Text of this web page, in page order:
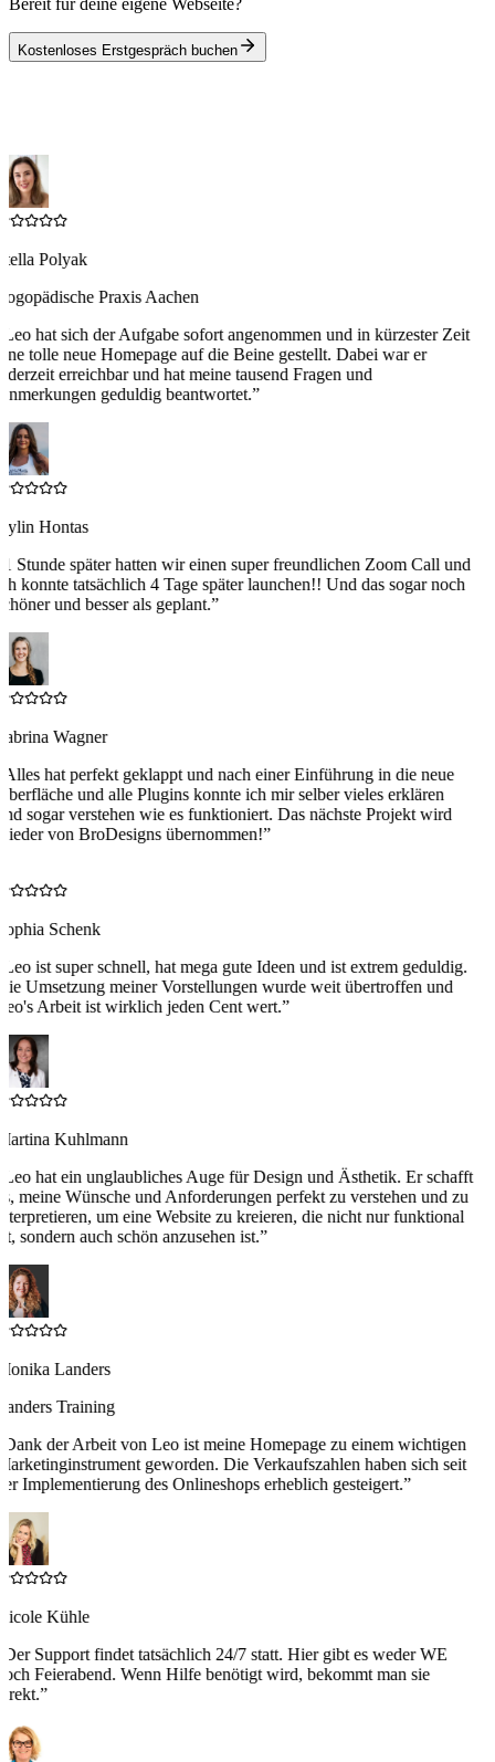
Kostenloses Erstgespräch buchen
Polyak
Praxis Aachen
Leo hat sich der Aufgabe sofort angenommen und in kürzester Zeit
tolle neue Homepage auf die Beine gestellt. Dabei war er
erreichbar und hat meine tausend Fragen und
geduldig beantwortet.”
Hontas
1 Stunde später hatten wir einen super freundlichen Zoom Call und
konnte tatsächlich 4 Tage später launchen!! Und das sogar noch
und besser als geplant.”
Wagner
Alles hat perfekt geklappt und nach einer Einführung in die neue
und alle Plugins konnte ich mir selber vieles erklären
sogar verstehen wie es funktioniert. Das nächste Projekt wird
von BroDesigns übernommen!”
Schenk
Leo ist super schnell, hat mega gute Ideen und ist extrem geduldig.
Umsetzung meiner Vorstellungen wurde weit übertroffen und
Arbeit ist wirklich jeden Cent wert.”
Kuhlmann
Leo hat ein unglaubliches Auge für Design und Ästhetik. Er schafft
meine Wünsche und Anforderungen perfekt zu verstehen und zu
um eine Website zu kreieren, die nicht nur funktional
sondern auch schön anzusehen ist.”
Landers
Training
Dank der Arbeit von Leo ist meine Homepage zu einem wichtigen
geworden. Die Verkaufszahlen haben sich seit
Implementierung des Onlineshops erheblich gesteigert.”
Kühle
Der Support findet tatsächlich 24/7 statt. Hier gibt es weder WE
Feierabend. Wenn Hilfe benötigt wird, bekommt man sie
”